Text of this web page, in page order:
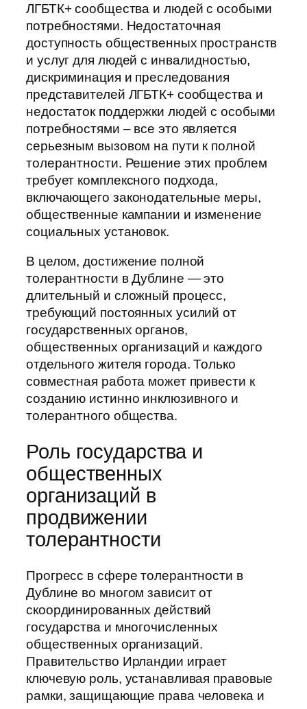
ЛГБТК+ сообщества и людей с особыми
потребностями. Недостаточная
доступность общественных пространств
и услуг для людей с инвалидностью,
дискриминация и преследования
представителей ЛГБТК+ сообщества и
недостаток поддержки людей с особыми
потребностями – все это является
серьезным вызовом на пути к полной
толерантности. Решение этих проблем
требует комплексного подхода,
включающего законодательные меры,
общественные кампании и изменение
социальных установок.
В целом, достижение полной
толерантности в Дублине — это
длительный и сложный процесс,
требующий постоянных усилий от
государственных органов,
общественных организаций и каждого
отдельного жителя города. Только
совместная работа может привести к
созданию истинно инклюзивного и
толерантного общества.
Роль государства и
общественных
организаций в
продвижении
толерантности
Прогресс в сфере толерантности в
Дублине во многом зависит от
скоординированных действий
государства и многочисленных
общественных организаций.
Правительство Ирландии играет
ключевую роль, устанавливая правовые
рамки, защищающие права человека и